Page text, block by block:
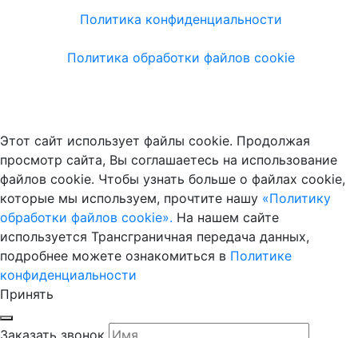
Политика конфиденциальности
Политика обработки файлов cookie
Этот сайт использует файлы cookie. Продолжая
просмотр сайта, Вы соглашаетесь на использование
файлов cookie. Чтобы узнать больше о файлах cookie,
которые мы используем, прочтите нашу «Политику
обработки файлов cookie». На нашем сайте
используется Трансграничная передача данных,
подробнее можете ознакомиться в Политике
конфиденциальности
Принять
Заказать звонок